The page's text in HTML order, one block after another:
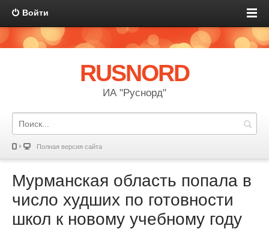
Войти
RUSNORD
ИА "Руснорд"
Полная версия сайта
Мурманская область попала в
число худших по готовности
школ к новому учебному году